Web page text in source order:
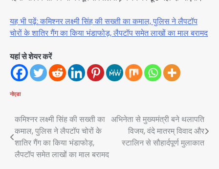
यह भी पढ़ें: कमिश्नर लक्ष्मी सिंह की सख्ती का कमाल, पुलिस ने लैपटॉप
चोरों के शातिर गैंग का किया भंडाफोड़, लैपटॉप समेत लाखों का माल बरामद
यहां से शेयर करें
नोएडा
Post
navigation
कमिश्नर लक्ष्मी सिंह की सख्ती का
कमाल, पुलिस ने लैपटॉप चोरों के
शातिर गैंग का किया भंडाफोड़,
लैपटॉप समेत लाखों का माल बरामद
अभिनेता से मुख्यमंत्री बने थलापति
विजय, वंदे मातरम् विवाद और
स्टालिन से सौहार्दपूर्ण मुलाकात